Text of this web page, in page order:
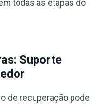
todas as etapas do
Suporte
de recuperação pode